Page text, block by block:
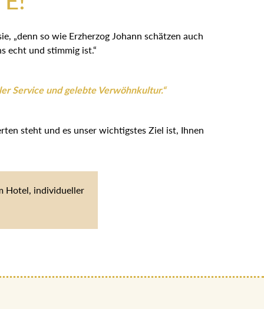
„denn so wie Erzherzog Johann schätzen auch
echt und stimmig ist.“
Service und gelebte Verwöhnkultur.“
steht und es unser wichtigstes Ziel ist, Ihnen
Hotel, individueller